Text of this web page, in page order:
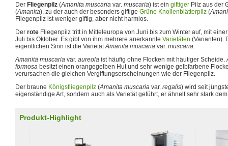
Der Fliegenpilz (Amanita muscaria var. muscaria) ist ein giftiger Pilz aus der
(Amanita), zu der auch der besonders giftige Grüne Knollenblätterpilz (
Fliegenpilz ist weniger giftig, aber nicht harmlos.
Der rote Fliegenpilz tritt in Mitteleuropa von Juni bis zum Winter auf, mit
Juli bis Oktober. Es gibt von ihm mehrere anerkannte Varietäten (Varianten).
eigentlichen Sinn ist die VarietätAmanita muscaria var. muscaria.
Amanita muscaria var. aureola ist häufig ohne Flocken mit häutiger Scheide.
formosa besitzt einen orangegelben Hut und sehr wenige gelbfarbene
verursachen die gleichen Vergiftungserscheinungen wie der Fliegenpilz.
Der braune Königsfliegenpilz (Amanita muscaria var. regalis) wird seit
eigenständige Art, sondern auch als Varietät geführt, er ähnelt sehr stark
Produkt-Highlight